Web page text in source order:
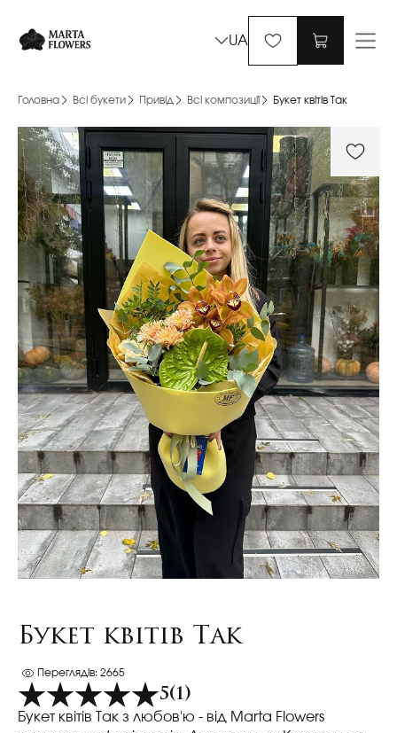
UA
Головна Всі букети Привід Всі композиції Букет квітів Так
Букет квітів Так
Переглядів: 2665
5(1)
Букет квітів Так з любов'ю - від Marta Flowers